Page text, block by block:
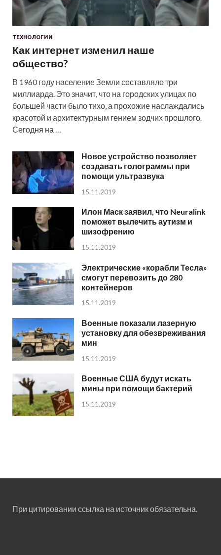
ТЕХНОЛОГИИ
Как интернет изменил наше
общество?
В 1960 году население Земли составляло три
миллиарда. Это значит, что на городских улицах по
большей части было тихо, а прохожие наслаждались
красотой и архитектурным гением зодчих прошлого.
Сегодня на …
Новое устройство позволяет
создавать голограммы при
помощи ультразвука
15.11.2019
Илон Маск заявил, что Neuralink
поможет вылечить аутизм и
шизофрению
15.11.2019
Электрические «корабли Тесла»
смогут перевозить до 280
контейнеров
15.11.2019
Военные показали лазерную
установку для обезвреживания
мин
15.11.2019
Военные США будут искать
мины при помощи бактерий
15.11.2019
При цитировании ссылка на источник обязательна.